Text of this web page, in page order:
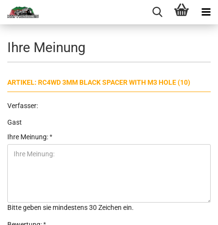
Ihre Meinung
ARTIKEL: RC4WD 3MM BLACK SPACER WITH M3 HOLE (10)
Verfasser:
Gast
Ihre Meinung:
Bitte geben sie mindestens 30 Zeichen ein.